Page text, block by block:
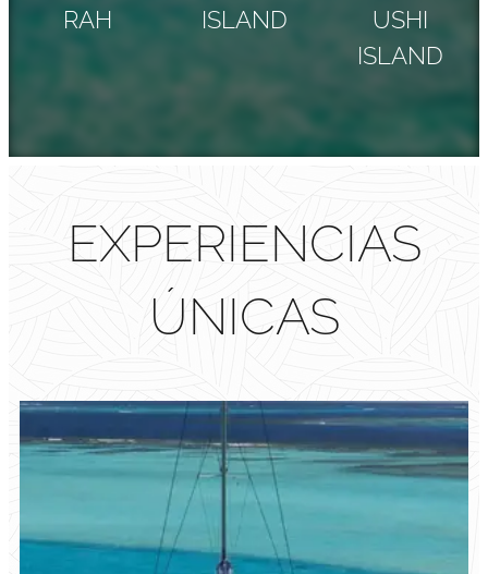
RAH
ISLAND
USHI
ISLAND
EXPERIENCIAS
ÚNICAS